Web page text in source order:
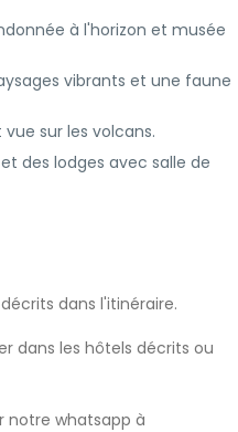
à l'horizon et musée
vibrants et une faune
sur les volcans.
des lodges avec salle de
dans l'itinéraire.
dans les hôtels décrits ou
notre whatsapp à